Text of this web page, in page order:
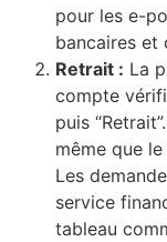
pour les e-
bancaires et
Retrait : La
compte
puis
même que
Les
service
tableau